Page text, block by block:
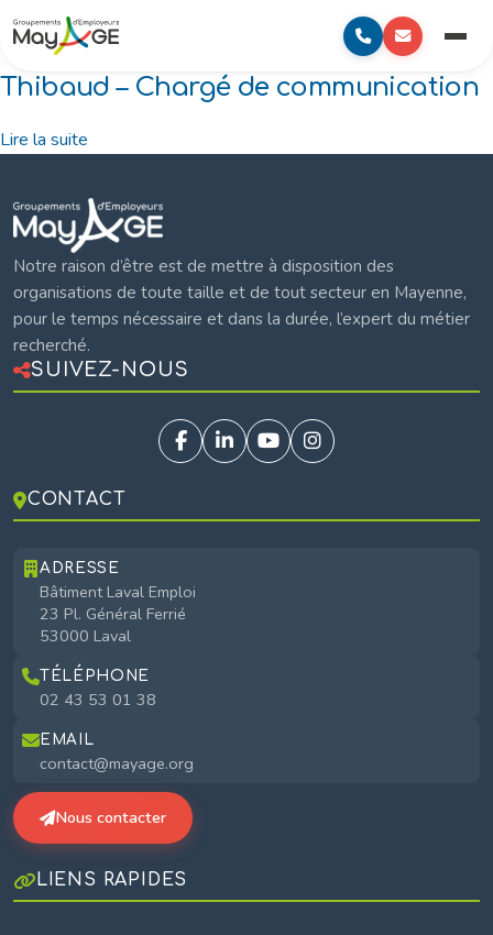
contenu
content
Mayage
Menu
Thibaud – Chargé de communication
Lire la suite
Notre raison d’être est de mettre à disposition des
organisations de toute taille et de tout secteur en Mayenne,
pour le temps nécessaire et dans la durée, l’expert du métier
recherché.
SUIVEZ-NOUS
CONTACT
ADRESSE
Bâtiment Laval Emploi
23 Pl. Général Ferrié
53000 Laval
TÉLÉPHONE
02 43 53 01 38
EMAIL
contact@mayage.org
Nous contacter
LIENS RAPIDES